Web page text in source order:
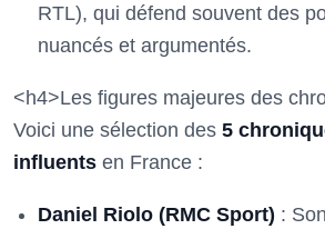
RTL), qui défend souvent des
nuancés et argumentés.
<h4>Les figures majeures des
Voici une sélection des 5
influents en France :
Daniel Riolo (RMC Sport) :